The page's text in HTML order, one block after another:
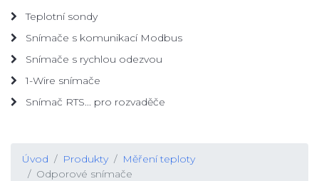
Úvod Produkty
Měření teploty
Odporové snímače
Teplotní sondy
Snímače s komunikací Modbus
Snímače s rychlou odezvou
1-Wire snímače
Snímač RTS... pro rozvaděče